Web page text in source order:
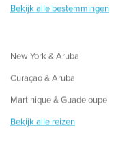
Bekijk alle bestemmingen
New York & Aruba
Curaçao & Aruba
Martinique & Guadeloupe
Bekijk alle reizen